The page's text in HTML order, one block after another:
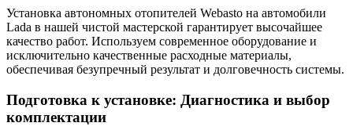
Установка автономных отопителей Webasto на автомобили
Lada в нашей чистой мастерской гарантирует высочайшее
качество работ. Используем современное оборудование и
исключительно качественные расходные материалы,
обеспечивая безупречный результат и долговечность системы.
Подготовка к установке: Диагностика и выбор
комплектации